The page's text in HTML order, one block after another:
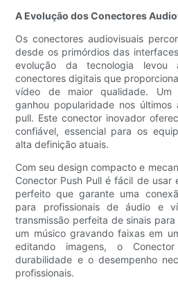
A Evolução dos Conectores
Os conectores audiovisuais
desde os primórdios das
evolução da tecnologia levou
conectores digitais que
vídeo de maior qualidade. Um
ganhou popularidade nos
pull. Este conector inovador
confiável, essencial para os
alta definição atuais.
Com seu design compacto e
Conector Push Pull é fácil de usar
perfeito que garante uma
para profissionais de áudio e
transmissão perfeita de sinais
um músico gravando faixas em
editando imagens, o
durabilidade e o desempenho
profissionais.